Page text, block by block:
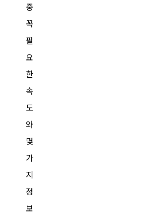
중
꼭
필
요
한
속
도
와
몇
가
지
정
보